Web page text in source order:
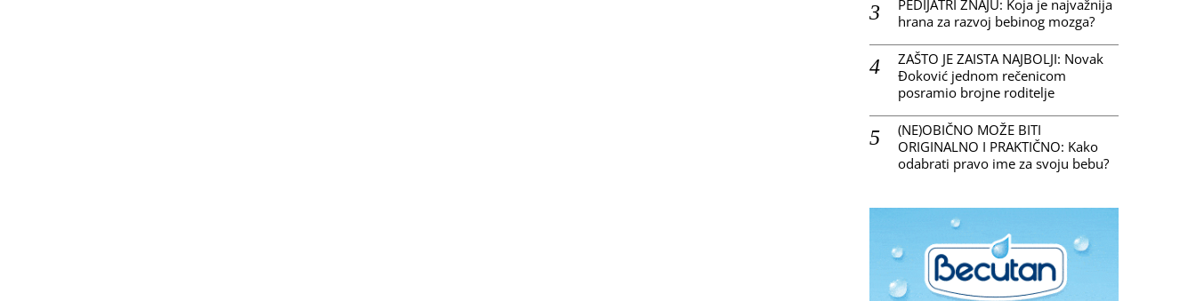
PEDIJATRI ZNAJU: Koja je najvažnija
hrana za razvoj bebinog mozga?
ZAŠTO JE ZAISTA NAJBOLJI: Novak
Đoković jednom rečenicom
posramio brojne roditelje
(NE)OBIČNO MOŽE BITI
ORIGINALNO I PRAKTIČNO: Kako
odabrati pravo ime za svoju bebu?